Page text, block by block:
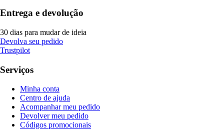
Entrega e devolução
30 dias para mudar de ideia
Devolva seu pedido
Trustpilot
Serviços
Minha conta
Centro de ajuda
Acompanhar meu pedido
Devolver meu pedido
Códigos promocionais